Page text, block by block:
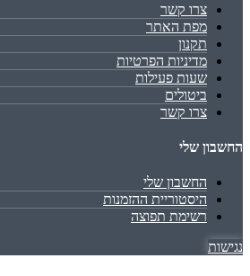
צרו קשר
מפת האתר
תקנון
מדיניות הפרטיות
שעות פעילות
ביטולים
צרו קשר
החשבון שלי
החשבון שלי
היסטוריית ההזמנות
רשימת תפוצה
נגישות